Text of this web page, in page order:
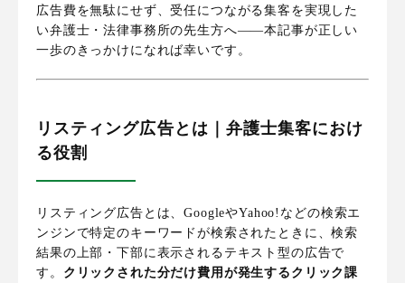
広告費を無駄にせず、受任につながる集客を実現した
い弁護士・法律事務所の先生方へ——本記事が正しい
一歩のきっかけになれば幸いです。
リスティング広告とは｜弁護士集客におけ
る役割
リスティング広告とは、GoogleやYahoo!などの検索エ
ンジンで特定のキーワードが検索されたときに、検索
結果の上部・下部に表示されるテキスト型の広告で
す。 クリックされた分だけ費用が発生するクリック課